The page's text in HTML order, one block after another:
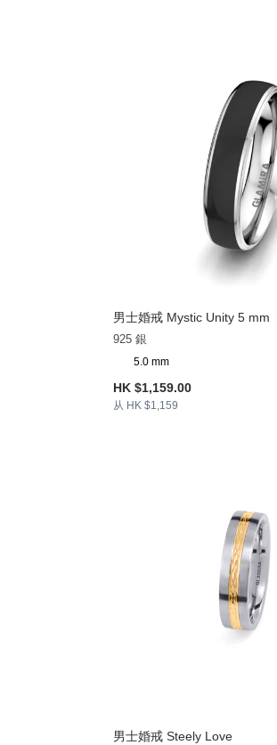
男士婚戒 Mystic Unity 5 mm
925 銀
5.0 mm
HK $1,159.00
从 HK $1,159
男士婚戒 Steely Love